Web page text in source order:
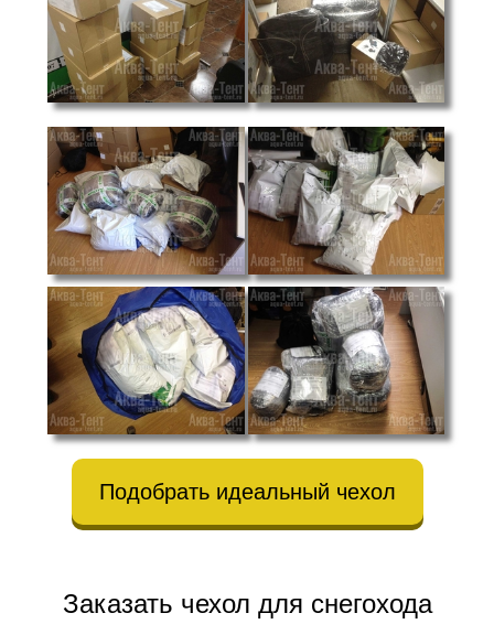
Подобрать идеальный чехол
Заказать чехол для снегохода